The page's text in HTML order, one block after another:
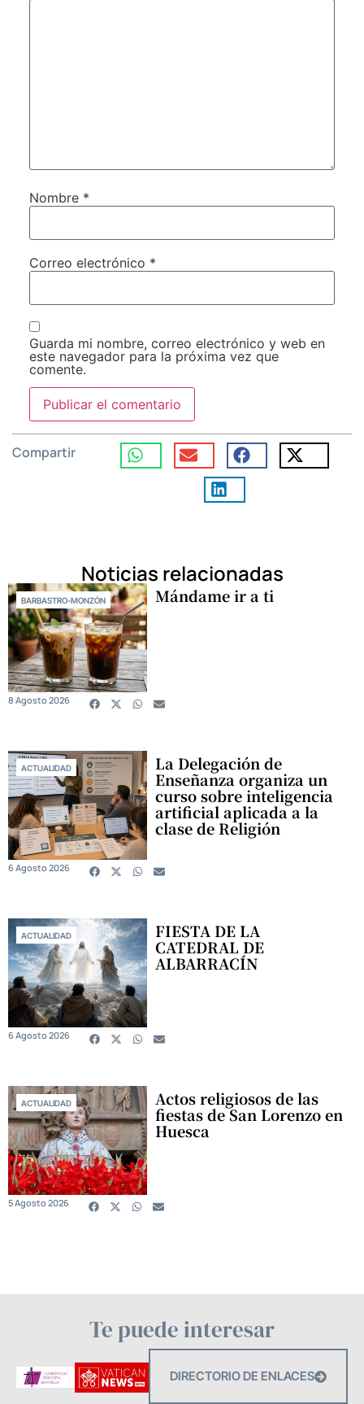
Nombre *
Correo electrónico *
Guarda mi nombre, correo electrónico y web en
este navegador para la próxima vez que
comente.
Compartir
Noticias relacionadas
BARBASTRO-MONZÓN Mándame ir a ti
8 Agosto 2026
ACTUALIDAD La Delegación de
Enseñanza organiza un
curso sobre inteligencia
artificial aplicada a la
clase de Religión
6 Agosto 2026
ACTUALIDAD FIESTA DE LA
CATEDRAL DE
ALBARRACÍN
6 Agosto 2026
ACTUALIDAD Actos religiosos de las
fiestas de San Lorenzo en
Huesca
5 Agosto 2026
Te puede interesar
DIRECTORIO DE ENLACES